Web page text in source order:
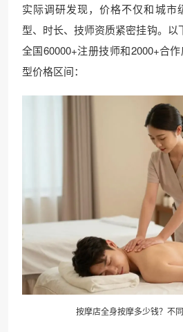
实际调研发现，价格不仅和城市
型、时长、技师资质紧密挂钩。以
全国60000+注册技师和2000+合
型价格区间：
按摩店全身按摩多少钱？不